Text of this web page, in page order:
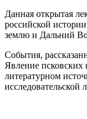
Данная открытая
российской
землю и Дальний
События,
Явление псковских
литературном
исследовательской